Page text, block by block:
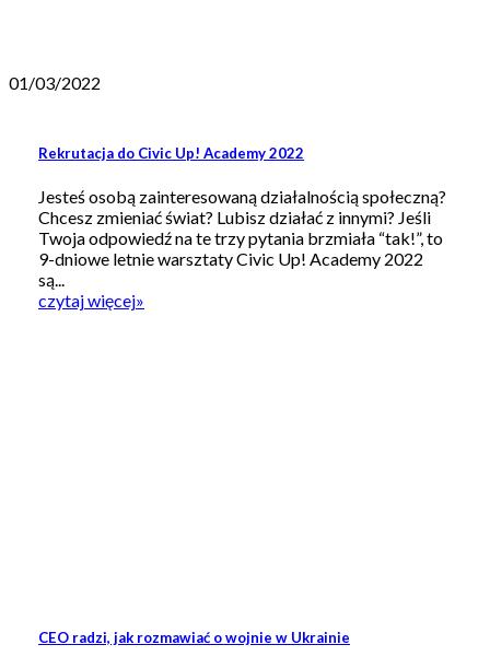
01/03/2022
Rekrutacja do Civic Up! Academy 2022
Jesteś osobą zainteresowaną działalnością społeczną?
Chcesz zmieniać świat? Lubisz działać z innymi? Jeśli
Twoja odpowiedź na te trzy pytania brzmiała “tak!”, to
9-dniowe letnie warsztaty Civic Up! Academy 2022
są...
czytaj więcej»
CEO radzi, jak rozmawiać o wojnie w Ukrainie